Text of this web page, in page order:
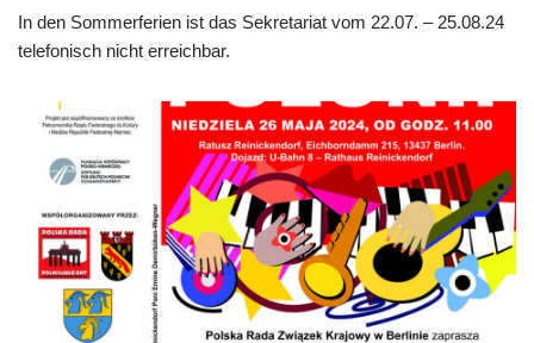
In den Sommerferien ist das Sekretariat vom 22.07. – 25.08.24
telefonisch nicht erreichbar.